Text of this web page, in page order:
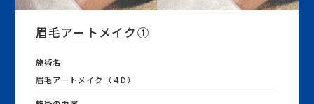
眉毛アートメイク①
施術名
眉毛アートメイク（４D）